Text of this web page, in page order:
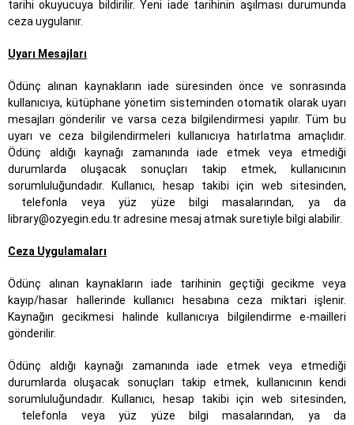
tarihi okuyucuya bildirilir. Yeni iade tarihinin aşılması durumunda
ceza uygulanır.
Uyarı Mesajları
Ödünç alınan kaynakların iade süresinden önce ve sonrasında
kullanıcıya, kütüphane yönetim sisteminden otomatik olarak uyarı
mesajları gönderilir ve varsa ceza bilgilendirmesi yapılır. Tüm bu
uyarı ve ceza bilgilendirmeleri kullanıcıya hatırlatma amaçlıdır.
Ödünç aldığı kaynağı zamanında iade etmek veya etmediği
durumlarda oluşacak sonuçları takip etmek, kullanıcının
sorumluluğundadır. Kullanıcı, hesap takibi için web sitesinden,
telefonla veya yüz yüze bilgi masalarından, ya da
library@ozyegin.edu.tr adresine mesaj atmak suretiyle bilgi alabilir.
Ceza Uygulamaları
Ödünç alınan kaynakların iade tarihinin geçtiği gecikme veya
kayıp/hasar hallerinde kullanıcı hesabına ceza miktari işlenir.
Kaynağın gecikmesi halinde kullanıcıya bilgilendirme e-mailleri
gönderilir.
Ödünç aldığı kaynağı zamanında iade etmek veya etmediği
durumlarda oluşacak sonuçları takip etmek, kullanıcının kendi
sorumluluğundadır. Kullanıcı, hesap takibi için web sitesinden,
telefonla veya yüz yüze bilgi masalarından, ya da